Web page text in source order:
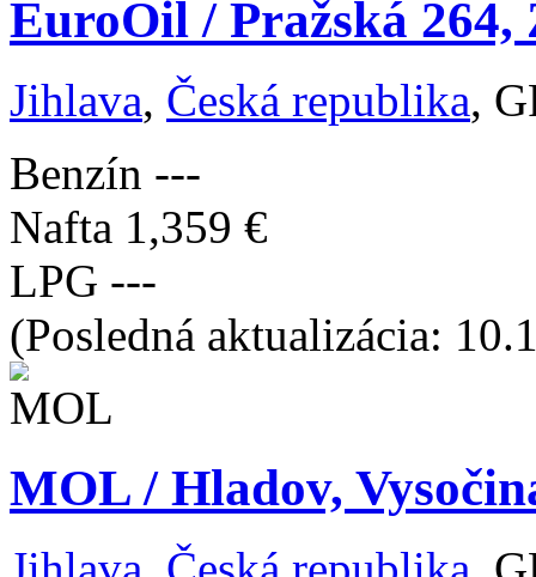
EuroOil / Pražská 264,
Jihlava, Česká republika,
Benzín ---
Nafta 1,359 €
LPG ---
(Posledná aktualizácia:
MOL / Hladov,